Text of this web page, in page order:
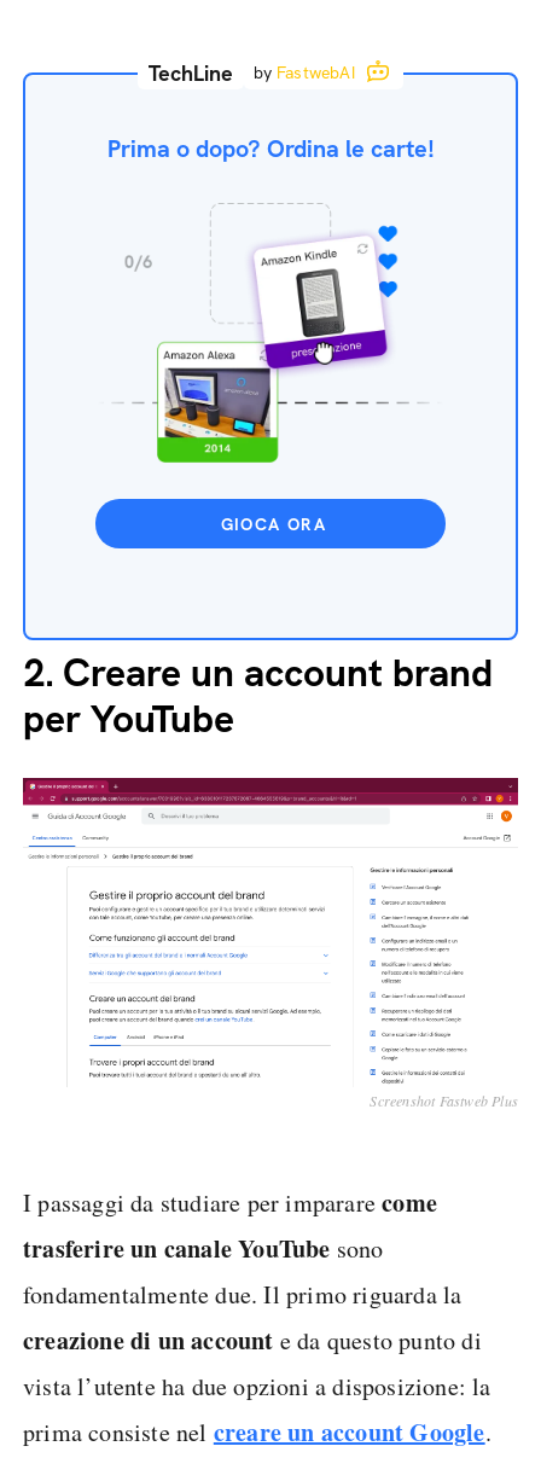
TechLine by FastwebAI
Prima o dopo? Ordina le carte!
GIOCA ORA
2. Creare un account brand
per YouTube
Screenshot Fastweb Plus
I passaggi da studiare per impararecome
trasferire un canale YouTube sono
fondamentalmente due. Il primo riguarda la
creazione di un account e da questo punto di
vista l’utente ha due opzioni a disposizione: la
prima consiste nel creare un account Google.